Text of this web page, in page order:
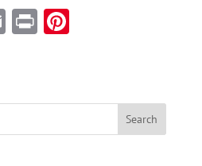
E
l
Pr Pi
es